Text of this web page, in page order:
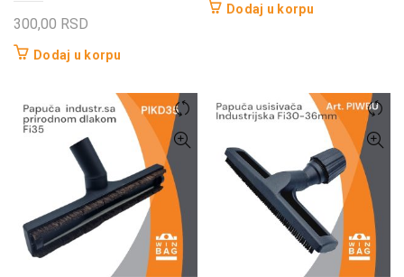
300,00 RSD
Dodaj u korpu
Dodaj u korpu